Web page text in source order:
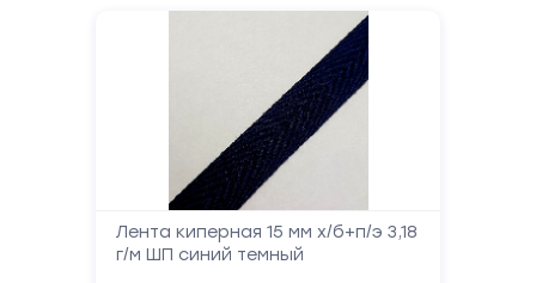
Лента киперная 15 мм х/б+п/э 3,18
г/м ШП синий темный
мы
перезвоним
Ваше
имя